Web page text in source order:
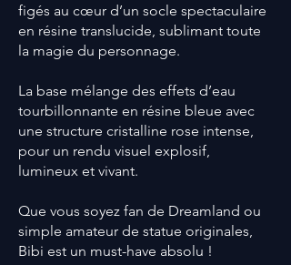
figés au cœur d’un socle spectaculaire
en résine translucide, sublimant toute
la magie du personnage.
La base mélange des effets d’eau
tourbillonnante en résine bleue avec
une structure cristalline rose intense,
pour un rendu visuel explosif,
lumineux et vivant.
Que vous soyez fan de Dreamland ou
simple amateur de statue originales,
Bibi est un must-have absolu !